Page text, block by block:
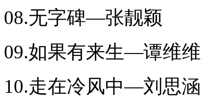
08.无字碑—张靓颖
09.如果有来生—谭维维
10.走在冷风中—刘思涵